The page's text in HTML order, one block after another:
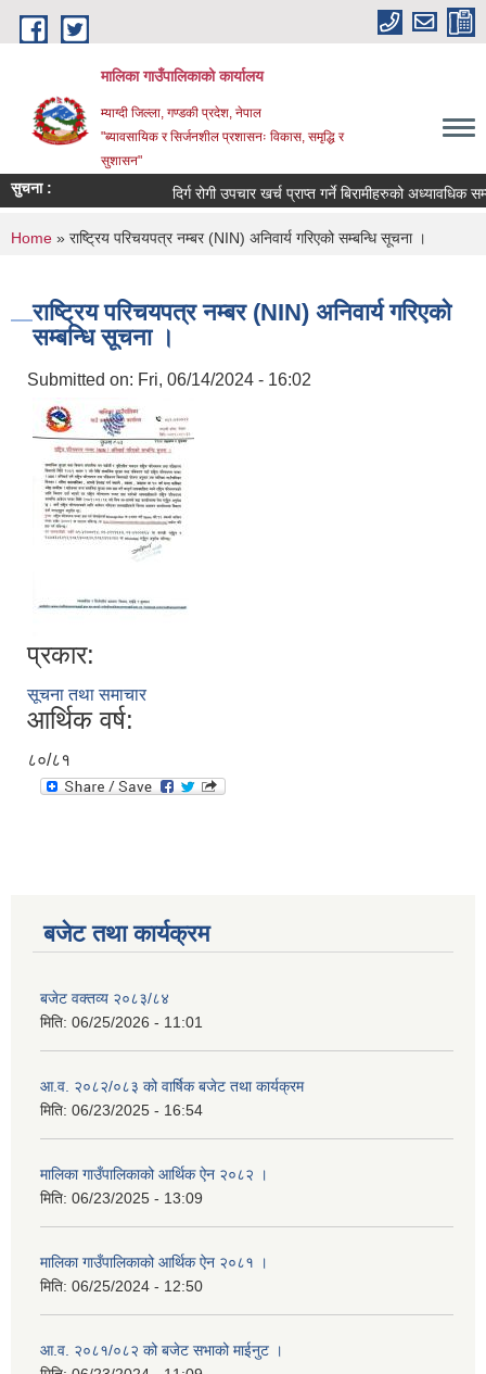
Skip to main content
मालिका गाउँपालिकाको कार्यालय
म्याग्दी जिल्ला, गण्डकी प्रदेश, नेपाल
"ब्यावसायिक र सिर्जनशील प्रशासनः विकास, समृद्धि र
सुशासन"
सुचना : दिर्ग रोगी उपचार खर्च प्राप्त गर्ने बिरामीहरुको अध्यावधिक
You are here
Home » राष्ट्रिय परिचयपत्र नम्बर (NIN) अनिवार्य गरिएको सम्बन्धि सूचना ।
राष्ट्रिय परिचयपत्र नम्बर (NIN) अनिवार्य गरिएको
सम्बन्धि सूचना ।
Submitted on: Fri, 06/14/2024 - 16:02
प्रकार:
सूचना तथा समाचार
आर्थिक वर्ष:
८०/८१
बजेट तथा कार्यक्रम
बजेट वक्तव्य २०८३/८४
मिति: 06/25/2026 - 11:01
आ.व. २०८२/०८३ को वार्षिक बजेट तथा कार्यक्रम
मिति: 06/23/2025 - 16:54
मालिका गाउँपालिकाको आर्थिक ऐन २०८२ ।
मिति: 06/23/2025 - 13:09
मालिका गाउँपालिकाको आर्थिक ऐन २०८१ ।
मिति: 06/25/2024 - 12:50
आ.व. २०८१/०८२ को बजेट सभाको माईनुट ।